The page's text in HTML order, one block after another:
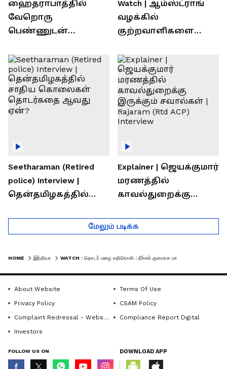
ஹைதராபாத்தில்
வேறொரு
பெண்ணுடன்
தலைவரை மடக்கி
பிடித்த மனைவி
Watch | ஆம்ஸ்ட்ராங்
வழக்கில்
குற்றவாளிகளை
காவல்துறை? / Rajaram
Rtd ACP Interview
Seetharaman (Retired
police) Interview |
தென்தமிழகத்தில்
தொடர்கதை ஆவது
ஏன்?
Explainer | ஜெயக்குமார்
மரணத்தில்
காவல்துறைக்கு
Rajaram (Rtd ACP)
Interview
மேலும் படிக்க
HOME இந்தியா
About Website
Terms Of Use
Privacy Policy
CSAM Policy
Complaint Redressal - Website
Compliance Report Digital
Investors
FOLLOW US ON DOWNLOAD APP